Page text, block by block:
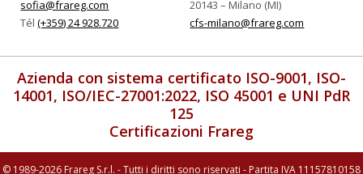
sofia@frareg.com
Tél(+359) 24 928.720
20143 – Milano (MI)
cfs-milano@frareg.com
Azienda con sistema certificato ISO-9001, ISO-
14001, ISO/IEC-27001:2022, ISO 45001 e UNI PdR
125
Certificazioni Frareg
© 1989-2026 Frareg S.r.l. - Tutti i diritti sono riservati - Partita IVA 11157810158